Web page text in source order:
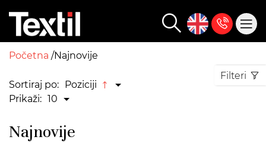
Početna Najnovije
Sortiraj po: Poziciji
Prikaži: 10
Filteri
Najnovije